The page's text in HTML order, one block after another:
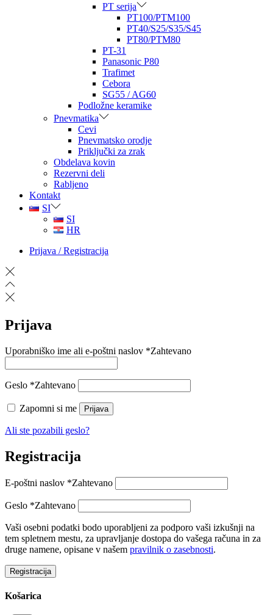
PT serija
PT100/PTM100
PT40/S25/S35/S45
PT80/PTM80
PT-31
Panasonic P80
Trafimet
Cebora
SG55 / AG60
Podložne keramike
Pnevmatika
Cevi
Pnevmatsko orodje
Priključki za zrak
Obdelava kovin
Rezervni deli
Rabljeno
Kontakt
SI
SI
HR
Prijava / Registracija
Prijava
Uporabniško ime ali e-poštni naslov *Zahtevano
Geslo *Zahtevano
Zapomni si me Prijava
Ali ste pozabili geslo?
Registracija
E-poštni naslov *Zahtevano
Geslo *Zahtevano
Vaši osebni podatki bodo uporabljeni za podporo vaši izkušnji na
tem spletnem mestu, za upravljanje dostopa do vašega računa in za
druge namene, opisane v našem pravilnik o zasebnosti.
Registracija
Košarica